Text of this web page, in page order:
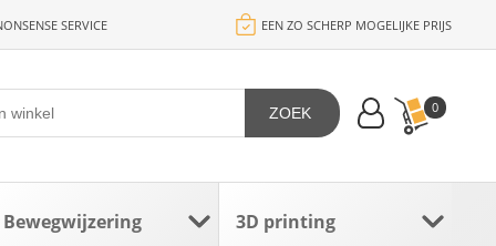
SERVICE EEN ZO SCHERP MOGELIJKE PRIJS
0
ZOEK
Bewegwijzering 3D printing